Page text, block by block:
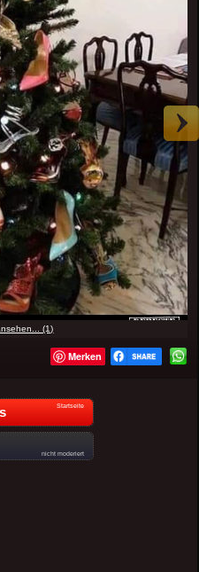
(1)
Merken
Startseite
nicht moderiert